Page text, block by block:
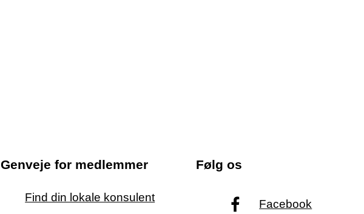
Genveje for medlemmer
Find din lokale konsulent
Følg os
Facebook